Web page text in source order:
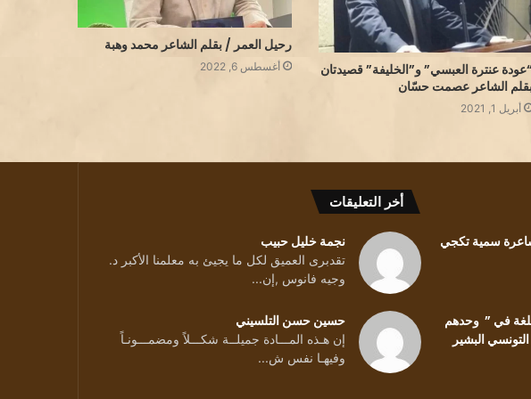
“عودة عنترة العبسي” و”الخليفة” قصيدتان
الشاعر عصمت حسّان
أبريل 1, 2021
رحيل العمر / بقلم الشاعر محمد وهبة
أغسطس 6, 2022
الشاعرة
منذ ساعتين
تحدثني قليلا ../ بقلم الشاعرة سمية تكجي
سمية تكجي
في ” وحدهم
البشير
أخر التعليقات
نجمة خليل حبيب
تقدبرى العميق لكل ما يجيئ به معلمنا الأكبر د.
وجيه فانوس ,إن...
حسين حسن التلسيني
إن هـذه المـــادة جميلــة شكـــلاً ومضمـــونـاً
وفيهـا نفس ش...